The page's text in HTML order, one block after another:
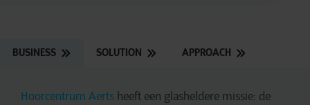
BUSINESS SOLUTION APPROACH
Hoorcentrum Aerts heeft een glasheldere missie: de